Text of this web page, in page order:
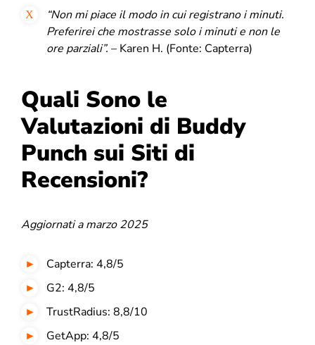
“Non mi piace il modo in cui registrano i minuti.
Preferirei che mostrasse solo i minuti e non le
ore parziali”. – Karen H. (Fonte: Capterra)
Quali Sono le
Valutazioni di Buddy
Punch sui Siti di
Recensioni?
Aggiornati a marzo 2025
Capterra: 4,8/5
G2: 4,8/5
TrustRadius: 8,8/10
GetApp: 4,8/5